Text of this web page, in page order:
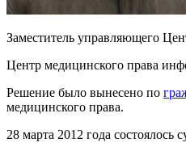
Заместитель управляющего
Центр медицинского права
Решение было вынесено по
медицинского права.
28 марта 2012 года состоялось